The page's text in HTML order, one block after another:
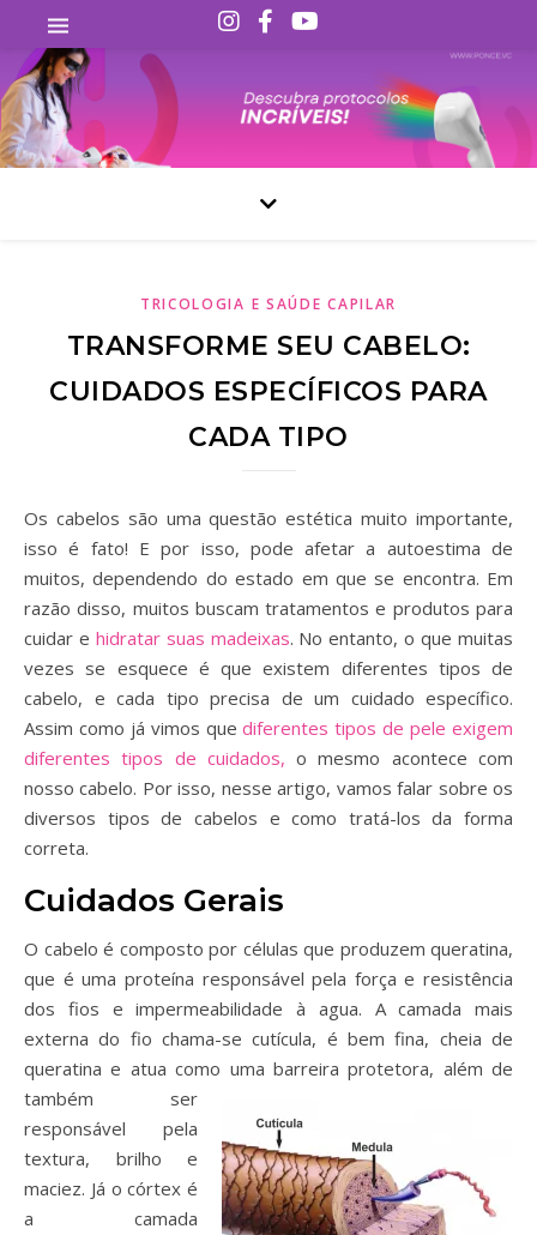
TRICOLOGIA E SAÚDE CAPILAR
TRANSFORME SEU CABELO:
CUIDADOS ESPECÍFICOS PARA
CADA TIPO
Os cabelos são uma questão estética muito importante,
isso é fato! E por isso, pode afetar a autoestima de
muitos, dependendo do estado em que se encontra. Em
razão disso, muitos buscam tratamentos e produtos para
cuidar e hidratar suas madeixas. No entanto, o que muitas
vezes se esquece é que existem diferentes tipos de
cabelo, e cada tipo precisa de um cuidado específico.
Assim como já vimos quediferentes tipos de pele exigem
diferentes tipos de cuidados, o mesmo acontece com
nosso cabelo. Por isso, nesse artigo, vamos falar sobre os
diversos tipos de cabelos e como tratá-los da forma
correta.
Cuidados Gerais
O cabelo é composto por células que produzem queratina,
que é uma proteína responsável pela força e resistência
dos fios e impermeabilidade à agua. A camada mais
externa do fio chama-se cutícula, é bem fina, cheia de
queratina e atua como uma barreira protetora, além de
também ser
responsável pela
textura, brilho e
maciez. Já o córtex é
a camada